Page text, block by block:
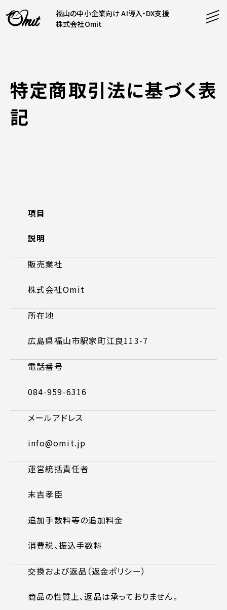
福山の中小企業向け AI導入・DX支援
株式会社Omit
事業内容
AI導入支援
システム開発
CONTENT
コンテンツ
採用情報
よくある質問
PRODUCTS
運営サービス
ピッパサック
ヒラメキペーパー
オミラボWEBでお問い合わせ
( 24時間365日いつでも受付対応 )
電話でお問い合わせ
特定商取引法に基づく表
記
項目
説明
販売業社
株式会社Omit
所在地
広島県福山市駅家町江良113-7
電話番号
084-959-6316
メールアドレス
info@omit.jp
運営統括責任者
末吉孝臣
追加手数料等の追加料金
消費税、振込手数料
交換および返品（返金ポリシー）
商品の性質上、返品は承っておりません。